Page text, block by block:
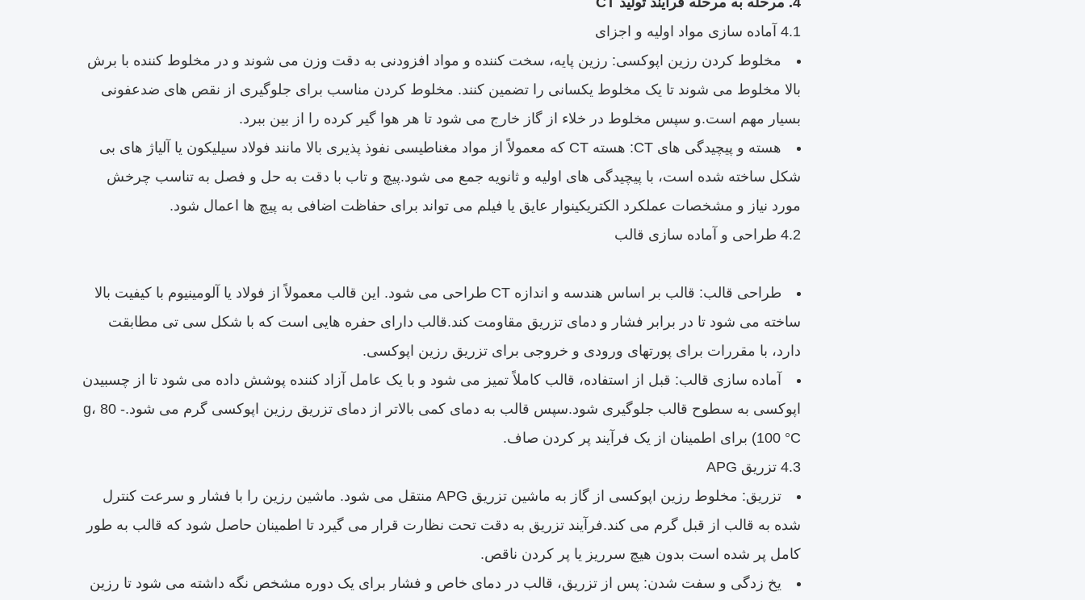
4.1 آماده سازی مواد اولیه و اجزای
مخلوط کردن رزین اپوکسی: رزین پایه، سخت کننده و مواد افزودنی به دقت وزن می شوند و در مخلوط کننده با برش
بالا مخلوط می شوند تا یک مخلوط یکسانی را تضمین کنند. مخلوط کردن مناسب برای جلوگیری از نقص های ضدعفونی
بسیار مهم است.و سپس مخلوط در خلاء از گاز خارج می شود تا هر هوا گیر کرده را از بین ببرد.
هسته و پیچیدگی های CT: هسته CT که معمولاً از مواد مغناطیسی نفوذ پذیری بالا مانند فولاد سیلیکون یا آلیاژ های بی
شکل ساخته شده است، با پیچیدگی های اولیه و ثانویه جمع می شود.پیچ و تاب با دقت به حل و فصل به تناسب چرخش
مورد نیاز و مشخصات عملکرد الکتریکینوار عایق یا فیلم می تواند برای حفاظت اضافی به پیچ ها اعمال شود.
4.2 طراحی و آماده سازی قالب
طراحی قالب: قالب بر اساس هندسه و اندازه CT طراحی می شود. این قالب معمولاً از فولاد یا آلومینیوم با کیفیت بالا
ساخته می شود تا در برابر فشار و دمای تزریق مقاومت کند.قالب دارای حفره هایی است که با شکل سی تی مطابقت
دارد، با مقررات برای پورتهای ورودی و خروجی برای تزریق رزین اپوکسی.
آماده سازی قالب: قبل از استفاده، قالب کاملاً تمیز می شود و با یک عامل آزاد کننده پوشش داده می شود تا از چسبیدن
اپوکسی به سطوح قالب جلوگیری شود.سپس قالب به دمای کمی بالاتر از دمای تزریق رزین اپوکسی گرم می شود.g، 80 -
100 °C) برای اطمینان از یک فرآیند پر کردن صاف.
4.3 تزریق APG
تزریق: مخلوط رزین اپوکسی از گاز به ماشین تزریق APG منتقل می شود. ماشین رزین را با فشار و سرعت کنترل
شده به قالب از قبل گرم می کند.فرآیند تزریق به دقت تحت نظارت قرار می گیرد تا اطمینان حاصل شود که قالب به طور
کامل پر شده است بدون هیچ سرریز یا پر کردن ناقص.
یخ زدگی و سفت شدن: پس از تزریق، قالب در دمای خاص و فشار برای یک دوره مشخص نگه داشته می شود تا رزین